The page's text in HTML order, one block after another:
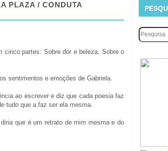
PLAZA / CONDUTA
cinco partes: Sobre dor e beleza, Sobre o
sentimentos e emoções de Gabriela.
ao escrever e diz que cada poesia faz
tudo que a faz ser ela mesma.
que é um retrato de mim mesma e do